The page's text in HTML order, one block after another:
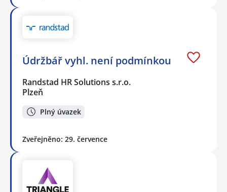
Údržbář vyhl. není podmínkou
Randstad HR Solutions s.r.o.
Plzeň
Plný úvazek
Zveřejněno: 29. července